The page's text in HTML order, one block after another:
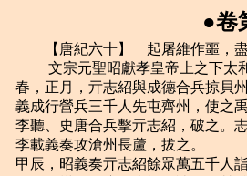
●卷
　　【唐紀六十】　起屠維作噩，盡昭陽赤奮若，凡五年。
    　　 文宗元聖昭獻孝皇帝上之下太和三年（己酉，公元八二九年）
    春，正月，亓志紹與成德合兵掠貝州。
    義成行營兵三千人先屯齊州，使之禹城，中道潰叛，橫海節度使李祐討誅之。
    李聽、史唐合兵擊亓志紹，破之。志紹將其眾五千奔鎮州。
    李載義奏攻滄州長蘆，拔之。
    甲辰，昭義奏亓志紹餘眾萬五千人詣本道降，置之洛州。
    二月，橫海節度使李祐帥諸道行營兵擊李同捷，破之，進攻德州。
    武寧捉生兵馬使石雄，勇敢，愛士卒。王智興殘虐，軍中欲逐智興而立雄。智興知
之，因雄立功，奏請除刺史。丙辰，以雄為壁州剌史。史憲誠聞滄景將平而懼，其子唐
勸之入朝。丙寅，憲誠使唐奉表請入朝，且請以所管聽命。
    石雄既去武寧，王智興悉殺軍中與雄善者百餘人。夏，四月，戊午，智興奏雄搖動
軍情，請誅之。上知雄無罪，免死，長流白州。戊辰，李載義奏攻滄州，破其羅城。李
祐拔德州，城中將卒三千餘人奔鎮州。李同捷與祐書請降，祐並奏其書，諫議大夫柏耆
受詔宣慰行營，好張大聲勢以威制諸將，諸將已惡之矣。及李同捷請降於祐，祐遣大將
萬洪代守滄州。耆疑同捷之詐，自將數百騎馳入滄州，以事誅洪，取同捷及其家屬詣京
師。乙亥，至將陵，或言王庭湊欲以奇兵篡同捷，乃斬同捷，傳首，滄景悉平。五月，
庚寅，加李載義同平章事。諸道兵攻李同捷，三年，僅能下之。而柏耆徑入城，取為己
功。諸將疾之，爭上表論列。辛卯，貶耆為循州司戶。李祐尋薨。
    壬寅，攝魏博副使史唐奏改名孝章。
    六月，丙辰，詔：「鎮州四面行營各歸本道休息，但務保境，勿相往來。惟庭湊效
順，為達章表，餘皆勿受。」
    辛酉，以史憲誠為兼侍中、河中節度使；以李聽兼魏博節度使；分相、衛、澶三州，
以史孝章為節度使。
    初，李祐聞柏耆殺萬洪，大驚，疾遂劇。上曰：「祐若死，是耆殺之也！」癸酉，
賜耆自盡。
    河東節度使李程奏得王庭湊書，請納景州；又奏亓志紹自縊。
    上遣中使賜史憲誠旌節，癸酉，至魏州。時李聽自貝州還軍館陶，遷延未進，憲誠
竭府庫以治行，將士怒。甲戌，軍亂，殺憲誠，奉牙內都知兵馬使靈武何進滔知留後。
李聽進至魏州，進滔拒之，不得入。秋，七月，進滔出兵擊李聽。聽不為備，大敗，潰
走，晝夜兼行，趣淺口，失亡過半，輜重兵械盡棄之。昭義兵救之，聽僅而得免，歸於
滑台。河北久用兵，饋運不給，朝廷厭苦之。八月，壬子，以進滔為魏博節度使，復以
相、衛、澶三州歸之。
    滄州承喪亂之餘，骸骨蔽地，城空野曠，戶口存者什無三四，癸丑，以衛尉卿殷侑
為齊、德、滄、景節度使。侑至鎮，與士卒同甘苦，招撫百姓，勸之耕桑，流散者稍稍
復業。先是，本軍三萬人皆仰給度支，侑至一年，租稅自能贍其半；二年，請悉罷度支
給賜；三年之後，戶口滋殖，倉廩充盈。
    王庭水奏因鄰道微露請服之意。壬申，赦庭水奏及將士，復其官爵。
    征浙西觀察使李德裕為兵部侍郎，裴度薦以為相。會吏部侍郎李宗閔有宦官之助，
甲戌，以宗閔同平章事。
    上性儉素、九月，辛巳，命中尉以下毋得衣紗縠綾羅。聽朝之暇，惟以書史自娛，
聲樂游畋未嘗留意。附馬韋處仁嘗著夾羅巾，上謂曰：「朕慕卿門地清素，故有選尚。
如此巾服，聽其他貴戚為之，卿不須爾。」
    壬辰，以李德裕為義成節度使。李宗閔惡其逼己，故出之。
    冬，十月，丙辰，以李聽為太子少師。
    路隋言於上曰：「宰相任重，不宜兼金谷瑣碎之務，如楊國忠、元載、皇甫鎛皆奸
臣，所為不足法也。」上以為然。於是裴度辭度支，上許之。
    十一月，甲午，上祀圓丘。赦天下。四方毋得獻奇巧之物，其纖麗布帛皆禁之，焚
其機杼。
    丙申，西川節度使杜元穎奏南詔入寇。元穎以舊相，文雅自高，不曉軍事，專務蓄
積，減削士卒衣糧。西南戍邊之卒，衣食不足，皆入蠻境鈔盜以自給，蠻人反以衣食資
之。由是蜀中虛實動靜，蠻皆知之。南詔自嵯顛謀大舉入寇，邊州屢以告，元穎不之信。
嵯顛兵至，邊城一無備御。蠻以蜀卒為鄉導，襲陷巂、戎二州。甲辰，元穎遣兵與戰於
邛州南，蜀兵大敗，蠻遂陷邛州。
    武寧節度使王智興入朝。
    詔發東川、興元、荊南兵以救西川。十二月，丁未朔，又發鄂岳、襄鄧、陳許等兵
繼之。
    以王智興為忠武節度使。
    己酉，以東川節度使郭釗為西川節度使，兼權東川節度事。嵯顛自邛州引兵徑抵成
都。庚戌，陷其外郭。杜元穎帥眾保牙城以拒之，欲遁去者數四。壬子，貶元穎為邵州
刺史。
    己未，以右領軍大將軍董重質為神策、諸道西川行營節度使，又發太原、鳳翔兵赴
西川。南詔寇東川，入梓州西郭。郭釗兵寡弱不能戰，以書責嵯顛。嵯顛覆書曰：「杜
元穎侵擾我，故興兵報之耳。」與釗修好而退。蠻留成都西郭十日，其始慰撫蜀人，市
肆立堵。將行，乃大掠子女、百工數萬人及珍貨而去。蜀人恐懼，往往赴江，流屍塞江
而下。嵯顛自為軍殿，及大度水，嵯顛謂蜀人曰：「此南吾境也，聽汝哭別鄉國。」眾
皆慟哭，赴水死者以千計。自是南詔工巧埒於蜀中。嵯顛遣使上表，稱：「蠻比修職貢，
豈敢犯邊，正以杜元穎不恤軍士，怨苦元穎，競為鄉導，祈我此行以誅虐帥。誅之不遂，
無以慰蜀士之心，願陛下誅之。」丁卯，再貶元穎循州司馬。詔董重質及諸道兵皆引還。
郭釗至成都，與南詔立約，不相侵擾。詔遣中使以國信賜嵯顛。
    　　 文宗元聖昭獻孝皇帝上之下太和四年（庚戌，公元八三零年）
    春，正月，辛巳，武昌節度使牛僧孺入朝。戊子，立子永為魯王。
    李宗閔引薦牛僧孺。辛卯，以僧孺為兵部尚書、同平章事。於是二人相與排擯李德
裕之黨，稍稍逐之。
    南詔之寇成都也，詔山南西道發兵救之，興元兵少，節度使李絳募兵千人赴之，未
至，蠻退而還。興元兵有常額，詔新募兵悉罷之。二月，乙卯，絳悉召新軍，諭以詔旨
而遣之，仍賜以廩麥，皆怏怏而退。往辭監軍，監軍楊叔元素惡絳不奉己，以賜物薄激
之。眾怒，大噪，掠庫兵，趨使牙。絳方與僚佐宴，不為備，走登北城。或勸縋而出，
絳曰：「吾為元帥，豈可逃去！」麾推官趙存約令去。存約曰：「存約受明公知，何可
苟免！」牙將王景延與賊力戰死，絳、存約及觀察判官薛齊皆為亂兵所害，賊遂屠絳家。
戊午，叔元奏絳收新軍募直以致亂。庚申，以尚書右丞溫造為山南西道節度使。是時，
三省官上疏共論李絳之冤。諫議大夫憶敏行具孫叔元激怒亂兵，上始悟。
    三月，乙亥朔，以刑部尚書柳公綽為河東節度使。先是，回鶻入貢及互市，所過恐
其為變，常嚴兵迎送防衛之。公綽至鎮，回鶻遣梅錄李暢以馬萬匹互市，公綽但遣牙將
單騎迎勞於境，至則大辟牙門，受其禮謁。暢感泣，戒其下，在路不敢馳獵，無所侵擾。
陘北沙陀素驍勇，為九姓、六州胡所畏伏。公綽奏以其酋長硃邪執宜為陰山都督、代北
行營招撫使，使居雲、朔塞下，捍御北邊。執宜與諸酋長入謁，公綽與之宴。執宜神彩
嚴整，進退有禮。公綽謂僚佐曰：「執宜外嚴而內寬，言徐而理當，福祿人也。」執宜
母妻入見，公綽使夫人與之飲酒，饋遺之。執宜感恩，為之盡力。塞下舊有廢府十一，
執宜修之，使其部落三千人分守之，自是雜虜不敢犯塞。
    溫造行至褒城，遇興元都將衛志忠征蠻歸，造密與之謀誅亂者，以其兵八百人為牙
隊，五百人為前軍，入府，分守諸門。己卯，造視事，饗將士於牙門，造曰：「吾欲問
新軍去留之意，宜悉使來前。」既勞問，命坐，行酒。志忠密以牙兵圍之，既合，唱
「殺！」新軍八百餘人皆死。楊叔元起，擁造靴求生，造命囚之。其手殺絳者，斬之百
段，餘皆斬首，投屍漢水，以百首祭李絳，三十首祭死事者，具事以聞。己丑，流楊叔
元於康州。
    癸卯，加淮南節度使段文昌同平章事、為荊南節度使。
    奚寇幽州。夏，四月，丁未，盧龍節度使李載義擊破之。辛酉，擒其王茹羯以獻。
    裴度以高年多疾，懇辭機政。六月，丁未，以度為司徒、平章軍國重事，俟疾損，
三五日一入中書。
    上患宦官強盛，憲宗、敬宗弒逆之黨猶有在左右者。中尉王守澄尤為專橫，招權納
賄，上不能制。嘗密與翰林學士宋申錫言之，申錫請漸除其逼。上以申錫沉厚忠謹，可
倚以事，擢為尚書右丞。秋，七月，癸未，以申錫同平章事。
    初，裴度征淮西，奏李宗閔為觀察判官，由是漸獲進用。至是，怨度薦李德裕，因
其謝病，九月，壬午，以度兼侍中，充山南東道節度使。
    西川節度使郭釗以疾求代，冬，十月，戊申，以義成節度使李德裕為西川節度使。
蜀自南詔入寇，一方殘弊，郭釗多病，未暇完補。德裕至鎮，作籌邊樓，圖蜀地形，南
入南詔，西達吐蕃。日召老於軍旅、習邊事者，雖走卒蠻夷無所間，訪以山川、城邑、
道路險易廣狹遠近，未逾月，皆若身嘗涉歷。
    上命德裕修塞清溪關以斷南詔入寇之路，或無土，則以石壘之。德裕上言：「通蠻
細路至多，不可塞，惟重兵鎮守，可保無虞。但黎、雅以來得萬人，成都得二萬人，精
加訓練，則蠻不敢動矣。邊兵又不宜多，須力可臨制。崔旰之殺郭英乂，張朏之逐張延
賞，皆鎮兵也。」時北兵皆歸本道，惟河中、陳許三千人在成都，有詔來年三月亦歸，
蜀人朏懼。德裕奏乞鄭滑五百人、陳許千人以鎮蜀。且言：「蜀兵脆弱，新為蠻寇所困，
皆破膽，不堪征戌。若北兵盡歸，則與杜元穎時無異，蜀不可保。恐議者雲蜀經蠻寇以
來，已自增兵，向者蠻寇已逼，元穎始捕市人為兵，得三千餘人，徒有其數，實不可用。
郭釗募北兵僅得百餘人，臣復召募得二百餘人，此外皆元穎舊兵也。恐議者又聞一夫當
關之說，以為清溪可塞。臣訪之蜀中老將，清溪之旁，大路有三，自餘小徑無數，皆東
蠻臨時為之開通，若言可塞，則是欺罔朝廷。要須大度水北更築一城，迤邐接黎州，以
大兵守之方可。況聞南詔以所掠蜀人二千及金帛賂遺吐蕃，若使二虜知蜀虛實，連兵入
寇，誠可深憂。其朝臣建言者，蓋由禍不在身，望人責一狀，留入堂案，他日敗事，不
可令臣獨當國憲。」朝廷皆從其請。德裕乃練士卒，葺堡鄣，積糧儲以備邊，蜀人粗安。
    是歲，勃海宣王仁秀卒，子新德早死，孫彝震立，改元鹹和。
    　　 文宗元聖昭獻孝皇帝上之下太和五年（辛亥，公元八三一年）
    春，正月，丁巳，賜滄、齊、德節度名義昌軍。
    庚申，盧龍監軍奏李載義與敕使宴於球場後院，副兵馬使楊志誠與其徒呼噪作亂，
載義與子正元奔易州。志誠又殺莫州刺史張慶初。上召宰相謀之，牛僧孺曰：「范陽自
安、史以來，非國所有，劉總暫獻其地，朝廷費錢八十萬緡而無絲毫所獲。今日志誠得
之，猶前日載義得之也。因而撫之，使捍北狄，不必計其逆順。」上從之。載義自易州
赴京師，上以載義有平滄景之功，且事朝廷恭順，二月，壬辰，以載義為太保，同平章
事如故。以楊志誠為盧龍留後。
    臣光曰：「昔者聖人順天理，察人情，知齊民之莫能相治也，故置師長以正之；知
群臣之莫能相使也，故建諸侯以制之；知列國之莫能相服也，故立天子以統之。天子之
於萬國，能褒善而黜惡，抑強而輔弱，撫服而懲違，禁暴而誅亂，然後發號施令，而四
海之內莫不率從也。《詩》雲：「勉勉我王，綱紀四方。」載義籓屏大臣，有功於國，
無罪而志誠逐之，此天子所宜治也。若一無所問，因以其土田爵位授之，則是將帥之廢
置殺生皆出於士卒之手，天子雖在上，奚為哉！國家之有方鎮，豈專利其財賦而已乎！
如僧孺之言，姑息偷安之術耳，豈宰相佐天子御天下之道哉！
    新羅王彥升卒，子景徽立。
    上與宋申錫謀誅宦官，申錫引吏部侍郎王璠為京兆尹，以密旨諭之。璠洩其謀，鄭
注、王守澄知之，陰為之備。上弟漳王湊賢，有人望，注令神策都虞候豆盧著誣告申錫
謀立漳王。戊戌，守澄奏之，上以為信然，甚怒。守澄欲即遣二百騎屠申錫家，飛龍使
馬存亮固爭曰：「如此，則京城自亂矣！宜召他相與議其事。」守澄乃止。是日，旬休，
遣中使悉召宰相至中書東門。中使曰：「所召無宋公名。」申錫知獲罪，望延英，以笏
叩額而退。宰相至延英，上示以守澄所奏，相顧愕眙。上命守澄捕豆盧著所告十六宅宮
市品官晏敬則及申錫親事王師文等，於禁中鞫之；師文亡命。三月，庚子，申錫罷為右
庶子。自宰相大臣無敢顯言其冤者，獨京兆尹崔琯、大理卿王正雅連上疏請出內獄付外
廷核實，由是獄稍緩。正雅，翊之子也。晏敬則等自誣服，稱申錫遣王師文達意於王，
豫結異日之知。獄成，壬寅，上悉召師保以下及台省府寺大臣面詢之。午際，左常侍崔
玄亮、給事中李固言、諫議大夫王質、補闕盧鈞、舒元褒、蔣系、裴休、韋溫等復請對
於延英，乞以獄事付外覆按。上曰：「吾已與大臣議之矣。」屢遣之出，不退。玄亮叩
頭流涕曰：「殺一匹夫，猶不可不重慎，況宰相乎！」上意稍解，曰：「當更與宰相議
之。」乃復召宰相入。牛僧孺曰：「人臣不過宰相，今申錫已為宰相，假使如所謀，復
欲何求！申錫殆不至此！」鄭注恐覆案詐覺，乃勸守澄請止行貶黜。癸卯，貶漳王湊為
巢縣公，宋申錫為開州司馬。存亮即日請致仕。玄亮，磁州人；質，通五世孫；系，乂
之子；元褒，江州人也。晏敬則等坐死用及流竄者數十百人，申錫竟卒於貶所。
    夏，四月，己丑，以李載義為山南西道節度使，楊志誠為幽州節度使。
    五月，辛丑，上以太廟兩室破漏，逾月不葺，罰將作監、度支判官、宗正卿俸；亟
命中使帥工徒，輟禁中營繕之材以葺之。左補闕韋溫諫，以為：「國家置百官，各有所
司，苟為墮曠，宜黜其人，更擇能者代之。今曠官者止於罰俸，而憂軫所切即委內臣，
是以宗廟為陛下所私，而百官皆為虛設也。」上善其言，即追止中使，命有司葺之。
    丙辰，西川節度使李德裕奏遣使詣南詔索所掠百姓，得四千人而還。
    秋，八月，戊寅，以陝虢觀察使崔郾為鄂岳觀察使。鄂岳地囊山帶江，處百越、巴、
蜀、荊、漢之會，土多群盜，剽行舟，無老幼必盡殺乃已。郾至，訓卒治兵，作蒙沖追
討，歲中，悉誅之。郾在陝，以寬仁為治，或經月不笞一人，乃至鄂，嚴峻刑罰。或問
其故，郾曰：「陝土瘠民貧，吾撫之不暇，尚恐其驚；鄂地險民雜，夷俗慓狡為奸，非
用威刑，不能致治。政貴知變，蓋謂此也。」
    西川節度使李德裕奏：「蜀兵羸疾老弱者，從來終身不簡，臣命立五尺五寸之度，
簡去四千四百餘人，復簡募少壯者千人以慰其心。所募北兵已得千五百人，與土兵參居，
轉相訓習，日益精練。又，蜀工所作兵器，徒務華飾不堪用。臣今取工於別道以治之，
無不堅利。」九月，吐蕃維州副使悉怛謀請降，盡帥其眾奔成都。德裕遣行維州刺史虞
藏儉將兵入據其城。庚申，具奏其狀，且言「欲遣生羌三千，燒十三橋，搗西戎腹心，
可洗久恥，是韋皋沒身恨不能致者也！」事下尚書省，集百官議，皆請如德裕策。牛僧
孺曰：「吐蕃之境，四面各萬裡，失一維州，未能損其勢。比來修好，約罷戍兵，中國
御戎，守信為上。彼若來責曰：『何事失信？』養馬蔚茹川，上平涼阪，萬騎綴回中，
怒氣直辭，不三日至鹹